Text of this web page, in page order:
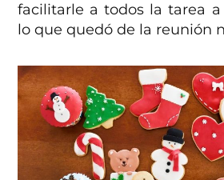
facilitarle a todos la tarea
lo que quedó de la reunión